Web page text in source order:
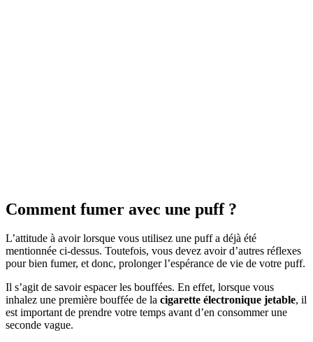
Comment fumer avec une puff ?
L’attitude à avoir lorsque vous utilisez une puff a déjà été
mentionnée ci-dessus. Toutefois, vous devez avoir d’autres réflexes
pour bien fumer, et donc, prolonger l’espérance de vie de votre puff.
Il s’agit de savoir espacer les bouffées. En effet, lorsque vous
inhalez une première bouffée de la cigarette électronique jetable, il
est important de prendre votre temps avant d’en consommer une
seconde vague.